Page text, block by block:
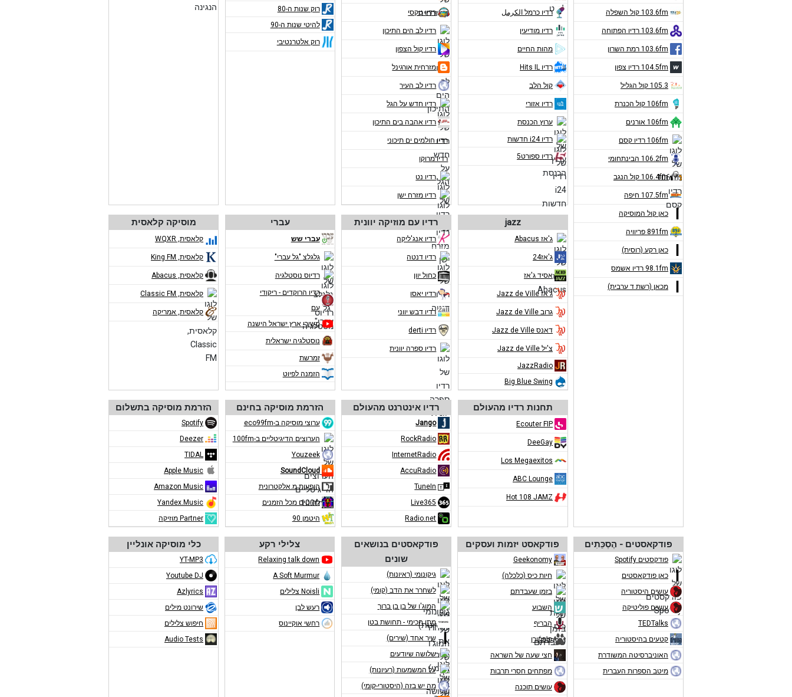
103.6fm קול השפלה
103.6fm רדיו הפתוחה
103.6fm רמת השרון
104.5fm רדיו צפון
105.3 קול הגליל
106fm קול הכנרת
106fm אורנים
106fm רדיו קסם
106.2fm הבינתחומי
106.4fm קול הנגב
107.5fm חיפה
כאן קול המוסיקה
891fm פריוויה
כאן רקע (רוסית)
98.1fm רדיו אשמס
מכאן (רשת ד ערבית)
רדיו כרמל الكرمل
רדיו מודיעין
מהות החיים
רדיו Hits IL
קול הלב
רדיו אזורי
ערוץ הכנסת
רדיו i24 חדשות
רדיו ספורט5
רדיו טקסי
רדיו לב הים התיכון
רדיו קול הצפון
מזרחית אורגינל
רדיו לב העיר
רדיו חדש על הגל
רדיו אהבה בים התיכון
רדיו חולמים ים תיכוני
רדיו מרוקו
רדיו נט
רדיו מזרח ישן
רוק שנות ה-80
להיטי שנות ה-90
רוק אלטרנטיבי
jazz
ג'אז Abacus
ג'אז24
אסיד ג'אז
ג'אז Jazz de Ville
גרוב Jazz de Ville
דאנס Jazz de Ville
צ'יל Jazz de Ville
JazzRadio
Big Blue Swing
רדיו עם מוזיקה יוונית
רדיו אנג'ליקה
רדיו דנטה
כחול יוון
רדיו יאסו
רדיו דבש יווני
רדיו derti
רדיו ספרה יוונית
עברי
עברי שש
גלגלצ "גל עברי"
רדיוס נוסטלגיה
רדיו הרוקדים - ריקודי
עם
משירי ארץ ישראל הישנה
נוסטלגיה ישראלית
זמרשת
הזמנה לפיוט
מוסיקה קלאסית
קלאסית, WQXR
קלאסית, King FM
קלאסית, Abacus
קלאסית, Classic FM
קלאסית, אמריקה
תחנות רדיו מהעולם
Ecouter FIP
DeeGay
Los Megaexitos
ABC Lounge
Hot 108 JAMZ
רדיו אינטרנט מהעולם
Jango
RockRadio
InternetRadio
AccuRadio
TuneIn
Live365
Radio.net
הזרמת מוסיקה בחינם
ערוצי מוסיקה ב-eco99fm
הערוצים הדיגיטליים ב-100fm
Youzeek
SoundCloud
הופעות מ.אלקטרונית
להיטים מכל הזמנים
היטמן 90
הזרמת מוסיקה בתשלום
Spotify
Deezer
TIDAL
Apple Music
Amazon Music
Yandex.Music
Partner מוזיקה
פודקאסטים - הֶסְכֵּתִים
פודקסטים Spotify
כאן פודקאסטים
עושים היסטוריה
עושים פוליטיקה
TEDTalks
קטעים בהיסטוריה
האוניברסיטה המשודרת
מיטב הספרות העברית
פודקאסט יזמות ועסקים
Geekonomy
חיות כיס (כלכלה)
בזמן שעבדתם
השבוע
הבריף
פופקורן
חצי שעה של השראה
מפתחים חסרי תרבות
עושים תוכנה
פודקאסטים בנושאים
שונים
גיקונומי (ראיונות)
לשחרר את הדב (קומי)
המוג'ו של בן בן ברוך
מתן חכימי - תחושת בטן
שיר אחד (שירים)
שלושה שיודעים
על המשמעות (רעיונות)
מה יש בזה (היסטורי-קומי)
צלילי רקע
Relaxing talk down
A Soft Murmur
Noisli צלילים
רעש לבן
רחשי אוקיינוס
כלי מוסיקה אונליין
YT-MP3
Youtube DJ
Azlyrics
שירונט מילים
חיפוש צלילים
Audio Tests